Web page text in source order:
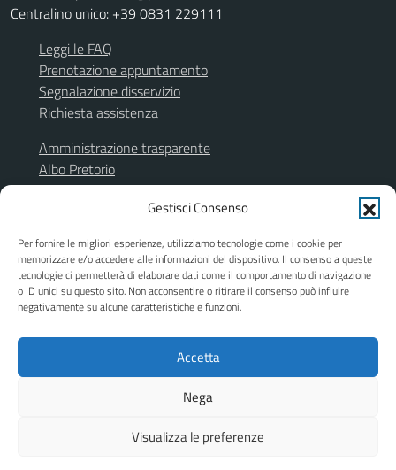
Gestisci Consenso
Per fornire le migliori esperienze, utilizziamo tecnologie come i cookie per
memorizzare e/o accedere alle informazioni del dispositivo. Il consenso a queste
tecnologie ci permetterà di elaborare dati come il comportamento di navigazione
o ID unici su questo sito. Non acconsentire o ritirare il consenso può influire
negativamente su alcune caratteristiche e funzioni.
Accetta
Nega
Visualizza le preferenze
Centralino unico: +39 0831 229111
Leggi le FAQ
Prenotazione appuntamento
Segnalazione disservizio
Richiesta assistenza
Amministrazione trasparente
Albo Pretorio
Segnalazione illeciti
Informativa privacy
Dichiarazione di accessibilità
Obiettivi di accessibilità
Piano di miglioramento del sito
SEGUICI SU